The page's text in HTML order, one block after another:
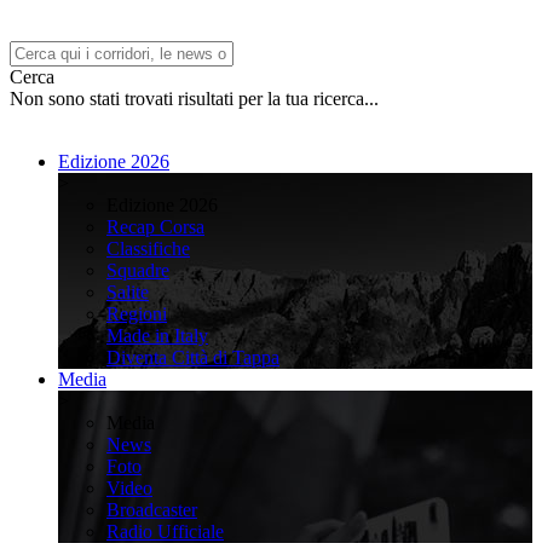
Cerca
Non sono stati trovati risultati per la tua ricerca...
Edizione 2026
Recap Corsa
Classifiche
Squadre
Salite
Regioni
Made in Italy
Diventa Città di Tappa
Media
Media
News
Foto
Video
Broadcaster
Radio Ufficiale